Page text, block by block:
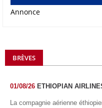
Annonce
BRÈVES
01/08/26 ETHIOPIAN
La compagnie aérienne